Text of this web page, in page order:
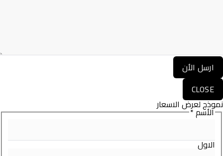
CLOSE
نموذج لعرض الاسعار
الأسم*
الاول